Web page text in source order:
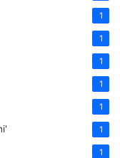
1
1
1
1
1
1
1